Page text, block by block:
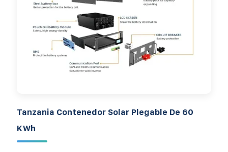
Tanzania Contenedor Solar Plegable De 60
KWh